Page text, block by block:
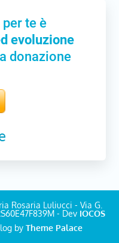
te è
evoluzione
donazione
Rosaria Luliucci - Via G.
- Dev IOCOS
by Theme Palace